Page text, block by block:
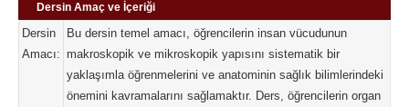
Dersin Amaç ve İçeriği
Dersin
Amacı:
Bu dersin temel amacı, öğrencilerin insan vücudunun
makroskopik ve mikroskopik yapısını sistematik bir
yaklaşımla öğrenmelerini ve anatominin sağlık bilimlerindeki
önemini kavramalarını sağlamaktır. Ders, öğrencilerin organ